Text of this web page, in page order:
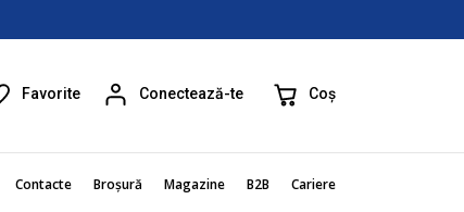
Favorite Conectează-te Coș
Contacte Broșură Magazine B2B Cariere